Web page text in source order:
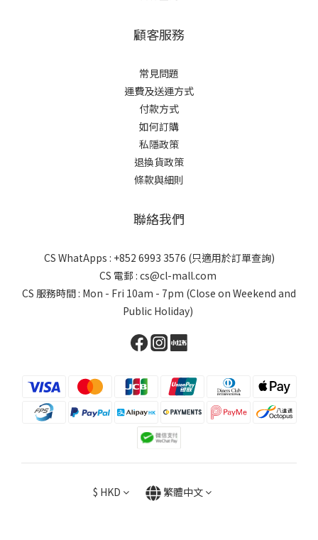
顧客服務
常見問題
運費及送運方式
付款方式
如何訂購
私隱政策
退換貨政策
條款與細則
聯絡我們
CS WhatApps : +852 6993 3576 (只適用於訂單查詢)
CS 電郵 : cs@cl-mall.com
CS 服務時間 : Mon - Fri 10am - 7pm (Close on Weekend and
Public Holiday)
$ HKD 繁體中文